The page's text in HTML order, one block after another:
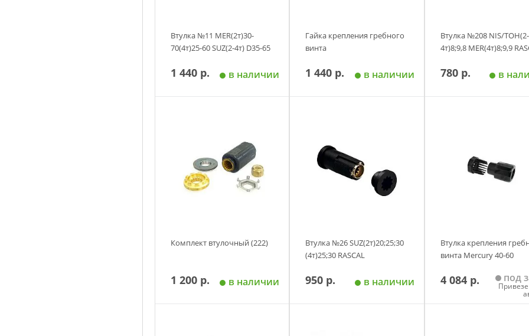
Втулка №11 MER(2т)30-
70(4т)25-60 SUZ(2-4т) D35-65
1 440 р. в наличии
Гайка крепления гребного
винта
1 440 р. в наличии
Втулка №208 NIS/TOH(2-
4т)8;9,8 MER(4т)8;9,9
780 р. в
Комплект втулочный (222)
1 200 р. в наличии
Втулка №26 SUZ(2т)20;25;30
(4т)25;30 RASCAL
950 р. в наличии
Втулка крепления
винта Mercury 40-60
4 084 р. под